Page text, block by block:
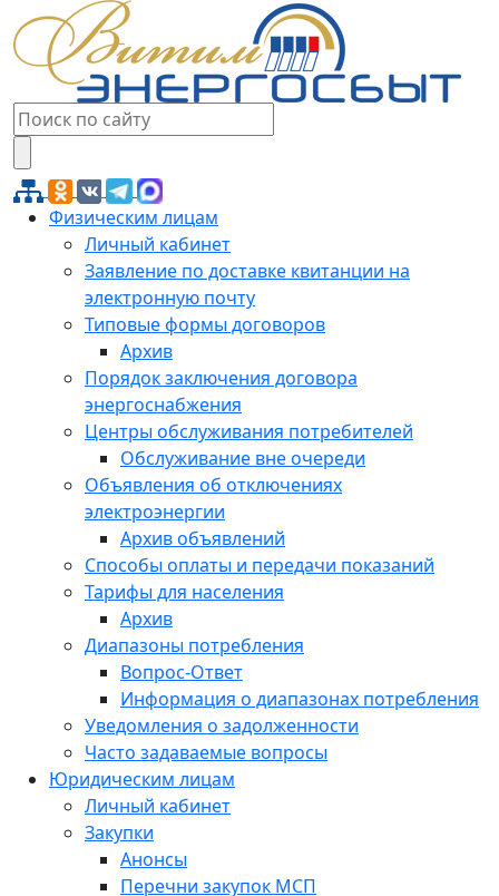
Физическим лицам
Личный кабинет
Заявление по доставке квитанции на
электронную почту
Типовые формы договоров
Архив
Порядок заключения договора
энергоснабжения
Центры обслуживания потребителей
Обслуживание вне очереди
Объявления об отключениях
электроэнергии
Архив объявлений
Способы оплаты и передачи показаний
Тарифы для населения
Архив
Диапазоны потребления
Вопрос-Ответ
Информация о диапазонах потребления
Уведомления о задолженности
Часто задаваемые вопросы
Юридическим лицам
Личный кабинет
Закупки
Анонсы
Перечни закупок МСП